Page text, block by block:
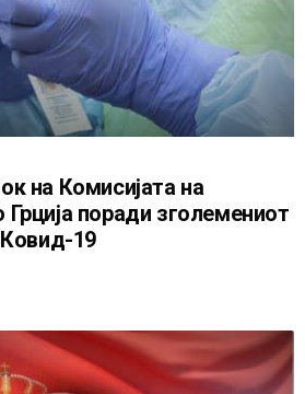
на Комисијата на
поради зголемениот
Ковид-19